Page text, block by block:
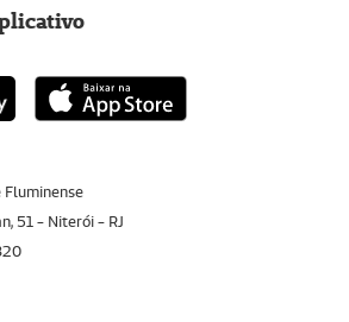
51 - Niterói - RJ